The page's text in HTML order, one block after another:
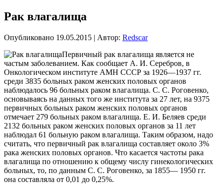
Рак влагалища
Опубликовано 19.05.2015 | Автор: Redscar
Первичный рак влагалища является не
частым заболеванием. Как сообщает А. И. Серебров, в
Онкологическом институте АМН СССР за 1926—1937 гг.
среди 3835 больных раком женских половых органов
наблюдалось 96 больных раком влагалища. С. С. Роговенко,
основываясь на данных того же института за 27 лет, на 9375
первичных больных раком женских половых органов
отмечает 279 больных раком влагалища. Е. И. Беляев среди
2132 больных раком женских половых органов за 11 лет
наблюдал 61 больную раком влагалища. Таким образом, надо
считать, что первичный рак влагалища составляет около 3%
рака женских половых органов. Что касается частоты рака
влагалища по отношению к общему числу гинекологических
больных, то, по данным С. С. Роговенко, за 1855— 1950 гг.
она составляла от 0,01 до 0,25%.